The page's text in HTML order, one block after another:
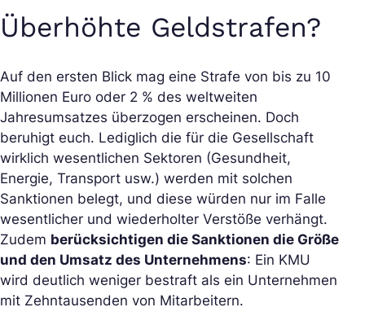
Überhöhte Geldstrafen?
Auf den ersten Blick mag eine Strafe von bis zu 10
Millionen Euro oder 2 % des weltweiten
Jahresumsatzes überzogen erscheinen. Doch
beruhigt euch. Lediglich die für die Gesellschaft
wirklich wesentlichen Sektoren (Gesundheit,
Energie, Transport usw.) werden mit solchen
Sanktionen belegt, und diese würden nur im Falle
wesentlicher und wiederholter Verstöße verhängt.
Zudem berücksichtigen die Sanktionen die Größe
und den Umsatz des Unternehmens: Ein KMU
wird deutlich weniger bestraft als ein Unternehmen
mit Zehntausenden von Mitarbeitern.